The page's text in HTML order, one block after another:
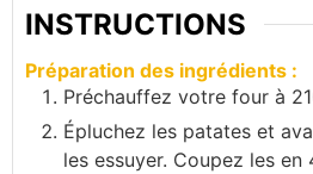
INSTRUCTIONS
Préparation des ingrédients :
Préchauffez votre four à
Épluchez les patates et
les essuyer. Coupez les